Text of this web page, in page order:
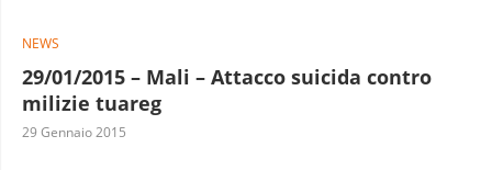
NEWS
29/01/2015 – Mali – Attacco suicida contro
milizie tuareg
29 Gennaio 2015